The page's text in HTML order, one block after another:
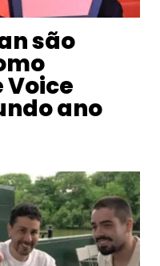
são
Voice
ano